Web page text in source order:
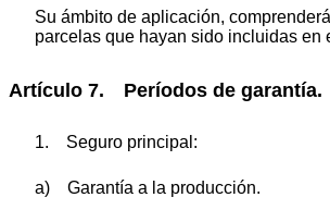
Su ámbito de aplicación,
parcelas que hayan sido incluidas en
Artículo 7. Períodos de garantía.
1. Seguro principal:
a) Garantía a la producción.